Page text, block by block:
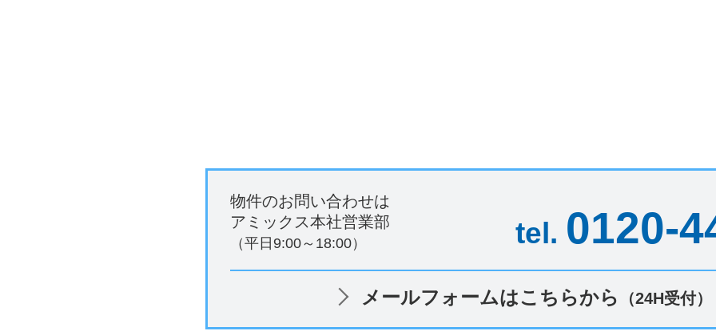
物件のお問い合わせは
アミックス本社営業部
（平日9:00～18:00） tel. 0120-
メールフォームはこちらから （24H受付）